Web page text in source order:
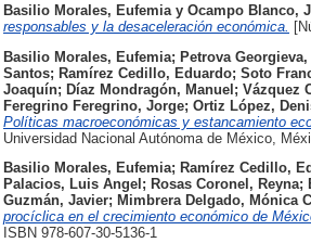
Basilio Morales, Eufemia y Ocampo Blanco,
responsables y la desaceleración económica.
Basilio Morales, Eufemia; Petrova
Santos; Ramírez Cedillo, Eduardo; Soto
Joaquín; Díaz Mondragón, Manuel; Vázquez
Feregrino Feregrino, Jorge; Ortiz López,
Políticas macroeconómicas y estancamiento
Universidad Nacional Autónoma de México,
Basilio Morales, Eufemia; Ramírez Cedillo,
Palacios, Luis Angel ; Rosas Coronel, Reyna;
Guzmán, Javier; Mimbrera Delgado, Mónica
procíclica en el crecimiento económico de
ISBN 978-607-30-5136-1